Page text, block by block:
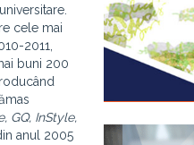
cele mai
2011,
buni 200
GQ, InStyle,
anul 2005